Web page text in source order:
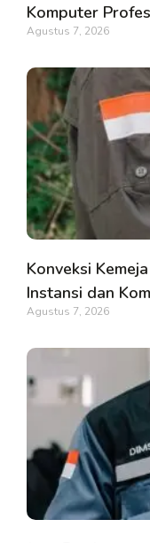
Komputer
Agustus 7, 2026
Konveksi
Instansi dan
Agustus 7, 2026